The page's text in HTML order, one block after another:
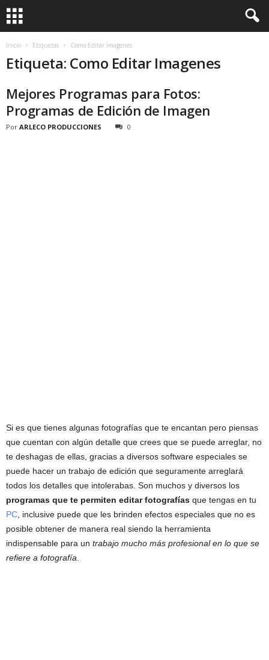
Inicio Etiquetas Como Editar Imagenes
Etiqueta: Como Editar Imagenes
Mejores Programas para Fotos:
Programas de Edición de Imagen
Por ARLECO PRODUCCIONES 0
Si es que tienes algunas fotografías que te encantan pero piensas
que cuentan con algún detalle que crees que se puede arreglar, no
te deshagas de ellas, gracias a diversos software especiales se
puede hacer un trabajo de edición que seguramente arreglará
todos los detalles que intolerabas. Son muchos y diversos los
programas que te permiten editar fotografías que tengas en tu
PC , inclusive puede que les brinden efectos especiales que no es
posible obtener de manera real siendo la herramienta
indispensable para un trabajo mucho más profesional en lo que se
refiere a fotografía